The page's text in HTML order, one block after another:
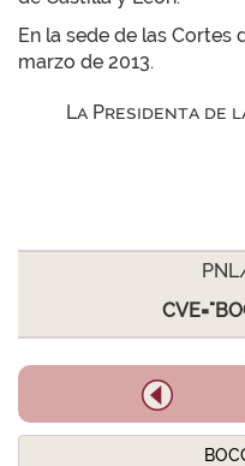
En la sede de las Cortes
marzo de 2013.
La Presidenta de